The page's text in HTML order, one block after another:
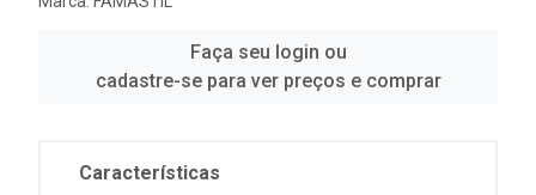
Faça seu login ou
cadastre-se para ver preços e comprar
Características